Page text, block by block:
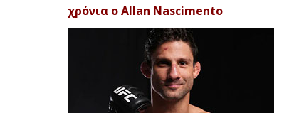
χρόνια ο Allan Nascimento